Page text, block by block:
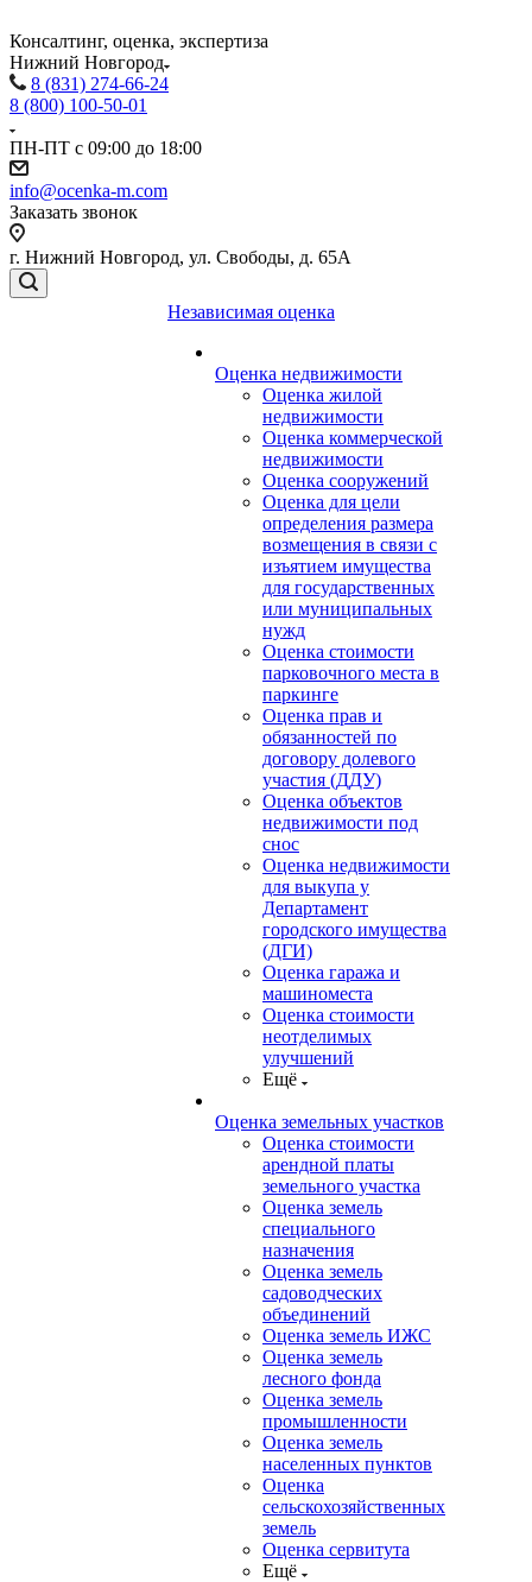
Консалтинг, оценка, экспертиза
Нижний Новгород
8 (831) 274-66-24
8 (800) 100-50-01
ПН-ПТ с 09:00 до 18:00
info@ocenka-m.com
Заказать звонок
г. Нижний Новгород, ул. Свободы, д. 65А
Независимая оценка
Оценка недвижимости
Оценка жилой
недвижимости
Оценка коммерческой
недвижимости
Оценка сооружений
Оценка для цели
определения размера
возмещения в связи с
изъятием имущества
для государственных
или муниципальных
нужд
Оценка стоимости
парковочного места в
паркинге
Оценка прав и
обязанностей по
договору долевого
участия (ДДУ)
Оценка объектов
недвижимости под
снос
Оценка недвижимости
для выкупа у
Департамент
городского имущества
(ДГИ)
Оценка гаража и
машиноместа
Оценка стоимости
неотделимых
улучшений
Ещё
Оценка земельных участков
Оценка стоимости
арендной платы
земельного участка
Оценка земель
специального
назначения
Оценка земель
садоводческих
объединений
Оценка земель ИЖС
Оценка земель
лесного фонда
Оценка земель
промышленности
Оценка земель
населенных пунктов
Оценка
сельскохозяйственных
земель
Оценка сервитута
Ещё